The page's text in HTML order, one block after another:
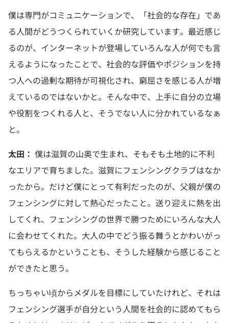
僕は専門がコミュニケーションで、「社会的な存在」であ
る人間がどうつくられていくか研究しています。最近感じ
るのが、インターネットが登場していろんな人が何でも言
えるようになったことで、社会的な評価やポジションを持
つ人への過剰な期待が可視化され、窮屈さを感じる人が増
えているのではないかと。そんな中で、上手に自分の立場
や役割をつくれる人と、そうでない人に分かれているなぁ
と。
太田： 僕は滋賀の山奥で生まれ、そもそも土地的に不利
なエリアで育ちました。滋賀にフェンシングクラブはなか
ったから。だけど僕にとって有利だったのが、父親が僕の
フェンシングに対して熱心だったこと。送り迎えに熱を出
してくれ、フェンシングの世界で勝つためにいろんな大人
に会わせてくれた。大人の中でどう振る舞うとかわいがっ
てもらえるかということも、そうした経験から感じること
ができたと思う。
ちっちゃい頃からメダルを目標にしていたけれど、それは
フェンシング選手が自分という人間を社会的に認めてもら